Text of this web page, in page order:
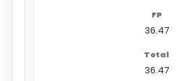
36.47
36.47